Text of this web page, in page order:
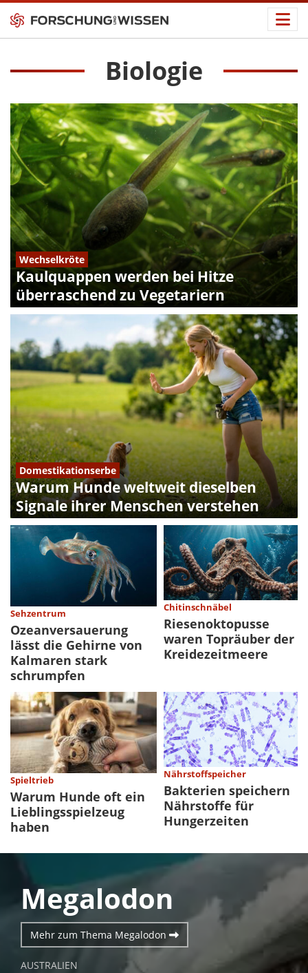
Biologie
Wechselkröte
Kaulquappen werden bei Hitze
überraschend zu Vegetariern
Domestikationserbe
Warum Hunde weltweit dieselben
Signale ihrer Menschen verstehen
Sehzentrum
Ozeanversauerung
lässt die Gehirne von
Kalmaren stark
schrumpfen
Chitinschnäbel
Riesenoktopusse
waren Topräuber der
Kreidezeitmeere
Spieltrieb
Warum Hunde oft ein
Lieblingsspielzeug
haben
Nährstoffspeicher
Bakterien speichern
Nährstoffe für
Hungerzeiten
Megalodon
Mehr zum Thema Megalodon
AUSTRALIEN